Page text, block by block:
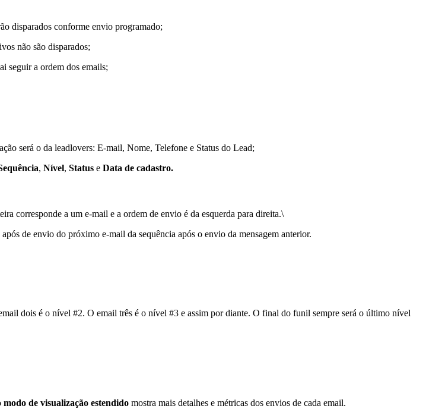
disparados conforme envio programado;
não são disparados;
seguir a ordem dos emails;
será o da leadlovers: E-mail, Nome, Telefone e Status do Lead;
, Nível, Status e Data de cadastro.
corresponde a um e-mail e a ordem de envio é da esquerda para direita.\
de envio do próximo e-mail da sequência após o envio da mensagem anterior.
dois é o nível #2. O email três é o nível #3 e assim por diante. O final do funil sempre será o último nível
modo de visualização estendido mostra mais detalhes e métricas dos envios de cada email.